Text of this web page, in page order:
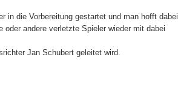
in die Vorbereitung gestartet und man hofft dabei
andere verletzte Spieler wieder mit dabei
Jan Schubert geleitet wird.